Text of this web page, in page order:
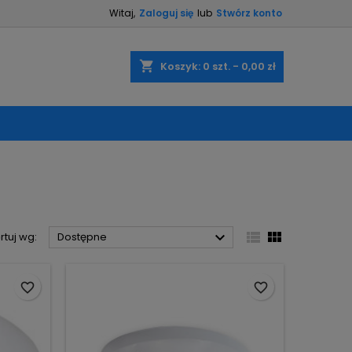
Witaj, Zaloguj się lub Stwórz konto
shopping_cart Koszyk: 0 szt. - 0,00 zł
wg: Dostępne   
favorite_border favorite_border